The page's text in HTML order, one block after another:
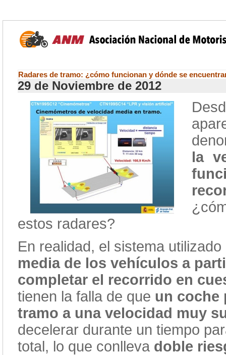
Radares de tramo: ¿cómo funcionan y dónde se
29 de Noviembre de 2012
la
estos radares?
En realidad, el sistema
media de los vehículos a
completar el recorrido en
tienen la falla de que un coche
tramo a una velocidad muy
decelerar durante un tiempo
total, lo que conlleva doble